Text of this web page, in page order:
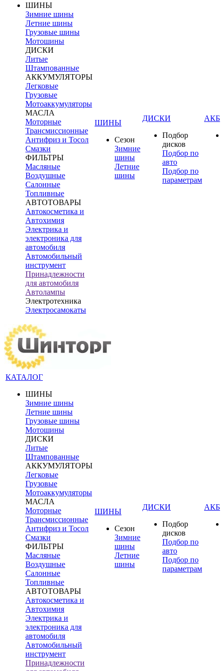
ШИНЫ
Зимние шины
Летние шины
Грузовые шины
Мотошины
ДИСКИ
Литые
Штампованные
АККУМУЛЯТОРЫ
Легковые
Грузовые
Мотоаккумуляторы
МАСЛА
Моторные
Трансмиссионные
Антифриз и Тосол
Смазки
ФИЛЬТРЫ
Масляные
Воздушные
Салонные
Топливные
АВТОТОВАРЫ
Автокосметика и
Автохимия
Электрика и
электроника для
автомобиля
Автомобильный
инструмент
Принадлежности
для автомобиля
Автолампы
Электротехника
Электросамокаты
ШИНЫ
Сезон
Зимние
шины
Летние
шины
ДИСКИ
Подбор
дисков
Подбор по
авто
Подбор по
параметрам
АКБ
КАТАЛОГ
ШИНЫ
Зимние шины
Летние шины
Грузовые шины
Мотошины
ДИСКИ
Литые
Штампованные
АККУМУЛЯТОРЫ
Легковые
Грузовые
Мотоаккумуляторы
МАСЛА
Моторные
Трансмиссионные
Антифриз и Тосол
Смазки
ФИЛЬТРЫ
Масляные
Воздушные
Салонные
Топливные
АВТОТОВАРЫ
Автокосметика и
Автохимия
Электрика и
электроника для
автомобиля
Автомобильный
инструмент
Принадлежности
ШИНЫ
Сезон
Зимние
шины
Летние
шины
ДИСКИ
Подбор
дисков
Подбор по
авто
Подбор по
параметрам
АКБ